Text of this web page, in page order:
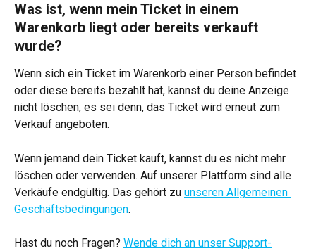
Was ist, wenn mein Ticket in einem
Warenkorb liegt oder bereits verkauft
wurde?
Wenn sich ein Ticket im Warenkorb einer Person befindet
oder diese bereits bezahlt hat, kannst du deine Anzeige
nicht löschen, es sei denn, das Ticket wird erneut zum
Verkauf angeboten.
Wenn jemand dein Ticket kauft, kannst du es nicht mehr
löschen oder verwenden. Auf unserer Plattform sind alle
Verkäufe endgültig. Das gehört zu unseren Allgemeinen
Geschäftsbedingungen.
Hast du noch Fragen? Wende dich an unser Support-